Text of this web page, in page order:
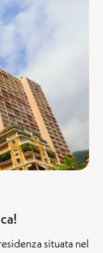
situata nel